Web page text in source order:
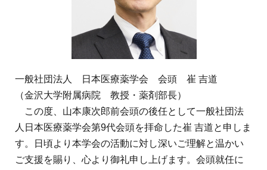
一般社団法人 日本医療薬学会 会頭 崔 吉道
（金沢大学附属病院 教授・薬剤部長）
この度、山本康次郎前会頭の後任として一般社団法
人日本医療薬学会第9代会頭を拝命した崔 吉道と申しま
す。日頃より本学会の活動に対し深いご理解と温かい
ご支援を賜り、心より御礼申し上げます。会頭就任に